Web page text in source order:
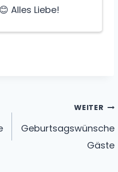
Alles Liebe!
WEITER
Geburtsagswünsche
Gäste